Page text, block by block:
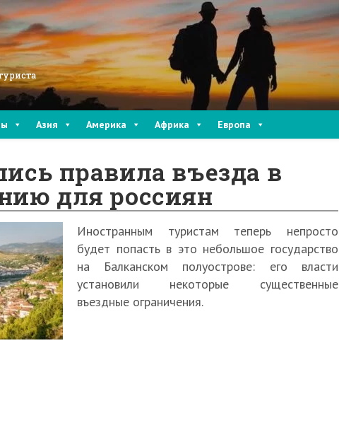
Азия Америка Африка Европа
правила въезда в
для россиян
Иностранным туристам теперь непросто
будет попасть в это небольшое государство
на Балканском полуострове: его власти
установили некоторые существенные
въездные ограничения.